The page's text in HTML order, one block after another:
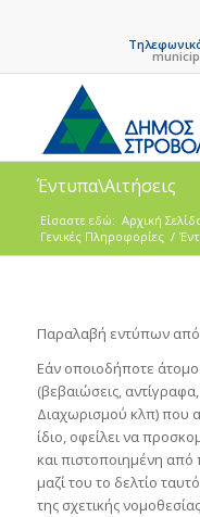
Έντυπα\Αιτήσεις
Είσαστε εδώ: Αρχική
Γενικές Πληροφορίες /
Παραλαβή εντύπων
Εάν οποιοδήποτε
(βεβαιώσεις,
Διαχωρισμού κλπ) που
ίδιο, οφείλει να
και πιστοποιημένη από
μαζί του το δελτίο
της σχετικής